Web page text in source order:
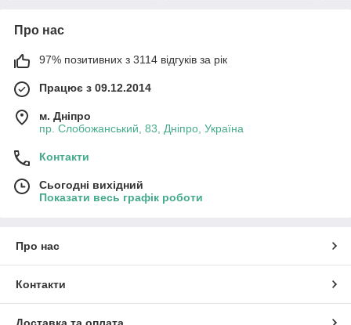
Про нас
97% позитивних з 3114 відгуків за рік
Працює з 09.12.2014
м. Дніпро
пр. Слобожанський, 83, Дніпро, Україна
Контакти
Сьогодні вихідний
Показати весь графік роботи
Про нас
Контакти